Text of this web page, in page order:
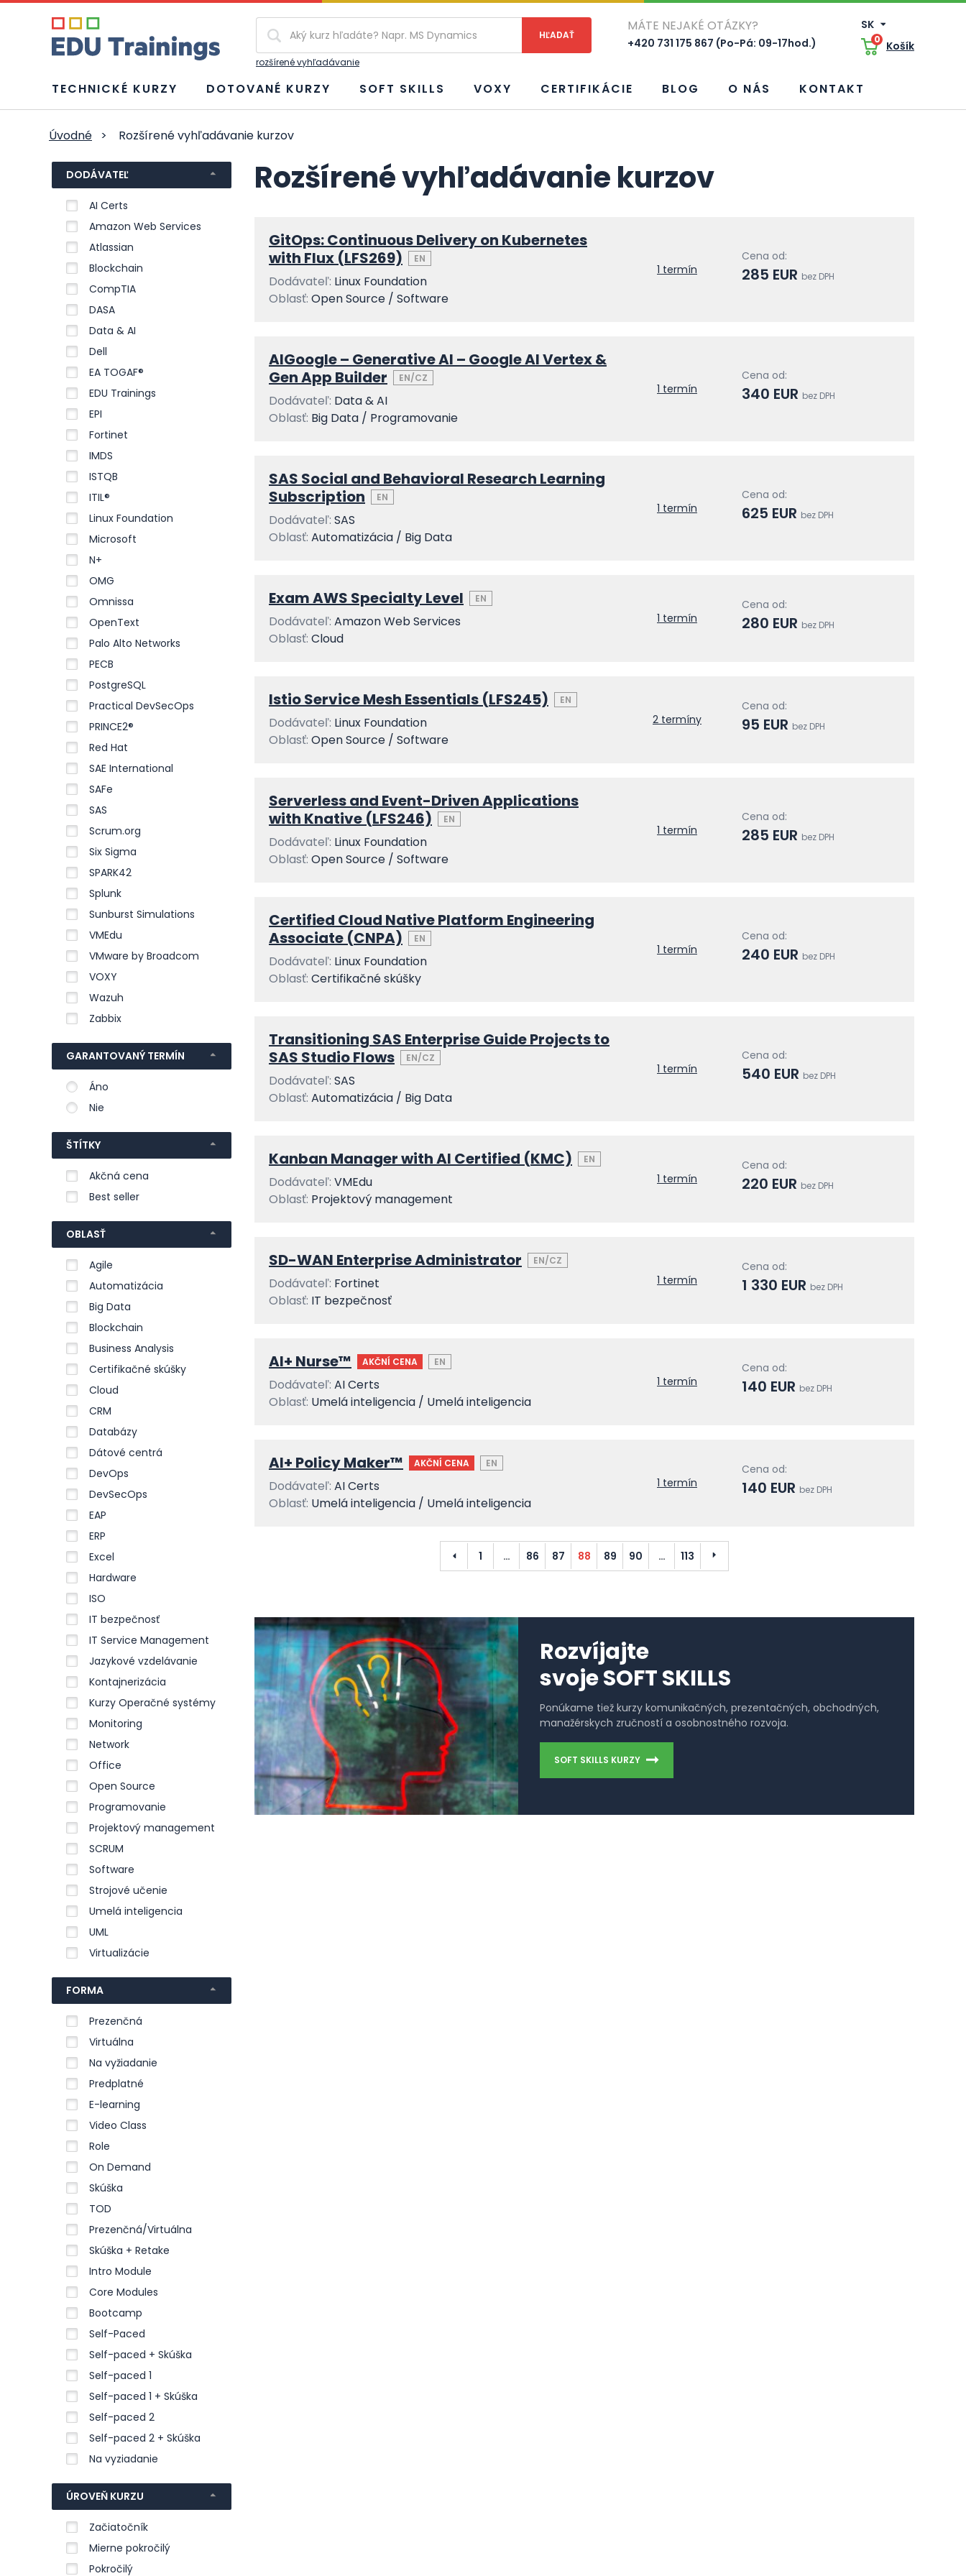
rozšírené vyhľadávanie
MÁTE NEJAKÉ OTÁZKY?
+420 731 175 867 (Po-Pá: 09-17hod.)
SK
0 Košík
TECHNICKÉ KURZY DOTOVANÉ KURZY SOFT SKILLS VOXY CERTIFIKÁCIE BLOG O NÁS KONTAKT
Úvodné > Rozšírené vyhľadávanie kurzov
DODÁVATEĽ
AI Certs
Amazon Web Services
Atlassian
Blockchain
CompTIA
DASA
Data & AI
Dell
EA TOGAF®
EDU Trainings
EPI
Fortinet
IMDS
ISTQB
ITIL®
Linux Foundation
Microsoft
N+
OMG
Omnissa
OpenText
Palo Alto Networks
PECB
PostgreSQL
Practical DevSecOps
PRINCE2®
Red Hat
SAE International
SAFe
SAS
Scrum.org
Six Sigma
SPARK42
Splunk
Sunburst Simulations
VMEdu
VMware by Broadcom
VOXY
Wazuh
Zabbix
GARANTOVANÝ TERMÍN
Áno
Nie
ŠTÍTKY
Akčná cena
Best seller
OBLASŤ
Agile
Automatizácia
Big Data
Blockchain
Business Analysis
Certifikačné skúšky
Cloud
CRM
Databázy
Dátové centrá
DevOps
DevSecOps
EAP
ERP
Excel
Hardware
ISO
IT bezpečnosť
IT Service Management
Jazykové vzdelávanie
Kontajnerizácia
Kurzy Operačné systémy
Monitoring
Network
Office
Open Source
Programovanie
Projektový management
SCRUM
Software
Strojové učenie
Umelá inteligencia
UML
Virtualizácie
FORMA
Prezenčná
Virtuálna
Na vyžiadanie
Predplatné
E-learning
Video Class
Role
On Demand
Skúška
TOD
Prezenčná/Virtuálna
Skúška + Retake
Intro Module
Core Modules
Bootcamp
Self-Paced
Self-paced + Skúška
Self-paced 1
Self-paced 1 + Skúška
Self-paced 2
Self-paced 2 + Skúška
Na vyziadanie
ÚROVEŇ KURZU
Začiatočník
Mierne pokročilý
Pokročilý
Rozšírené vyhľadávanie kurzov
GitOps: Continuous Delivery on Kubernetes
with Flux (LFS269)
EN
Dodávateľ: Linux Foundation
Oblasť: Open Source / Software
1 termín
Cena od:
285 EUR bez DPH
AIGoogle – Generative AI – Google AI Vertex &
Gen App Builder
EN/CZ
Dodávateľ: Data & AI
Oblasť: Big Data / Programovanie
1 termín
Cena od:
340 EUR bez DPH
SAS Social and Behavioral Research​ Learning
Subscription
EN
Dodávateľ: SAS
Oblasť: Automatizácia / Big Data
1 termín
Cena od:
625 EUR bez DPH
Exam AWS Specialty Level EN
Dodávateľ: Amazon Web Services
Oblasť: Cloud
1 termín
Cena od:
280 EUR bez DPH
Istio Service Mesh Essentials (LFS245) EN
Dodávateľ: Linux Foundation
Oblasť: Open Source / Software
2 termíny
Cena od:
95 EUR bez DPH
Serverless and Event-Driven Applications
with Knative (LFS246)
EN
Dodávateľ: Linux Foundation
Oblasť: Open Source / Software
1 termín
Cena od:
285 EUR bez DPH
Certified Cloud Native Platform Engineering
Associate (CNPA)
EN
Dodávateľ: Linux Foundation
Oblasť: Certifikačné skúšky
1 termín
Cena od:
240 EUR bez DPH
Transitioning SAS Enterprise Guide Projects to
SAS Studio Flows
EN/CZ
Dodávateľ: SAS
Oblasť: Automatizácia / Big Data
1 termín
Cena od:
540 EUR bez DPH
Kanban Manager with AI Certified (KMC) EN
Dodávateľ: VMEdu
Oblasť: Projektový management
1 termín
Cena od:
220 EUR bez DPH
SD-WAN Enterprise Administrator EN/CZ
Dodávateľ: Fortinet
Oblasť: IT bezpečnosť
1 termín
Cena od:
1 330 EUR bez DPH
AI+ Nurse™ AKČNÍ CENA EN
Dodávateľ: AI Certs
Oblasť: Umelá inteligencia / Umelá inteligencia
1 termín
Cena od:
140 EUR bez DPH
AI+ Policy Maker™ AKČNÍ CENA EN
Dodávateľ: AI Certs
Oblasť: Umelá inteligencia / Umelá inteligencia
1 termín
Cena od:
140 EUR bez DPH
Predchádzajúci
1 … 86 87 88 89 90 … 113 Ďalší
Rozvíjajte
svoje SOFT SKILLS
Ponúkame tiež kurzy komunikačných, prezentačných, obchodných,
manažérskych zručností a osobnostného rozvoja.
SOFT SKILLS KURZY